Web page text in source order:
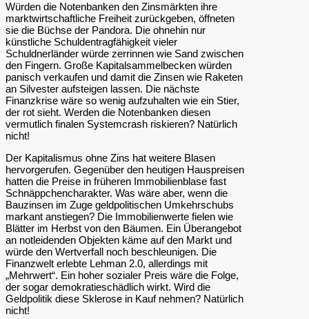
Würden die Notenbanken den Zinsmärkten ihre
marktwirtschaftliche Freiheit zurückgeben, öffneten
sie die Büchse der Pandora. Die ohnehin nur
künstliche Schuldentragfähigkeit vieler
Schuldnerländer würde zerrinnen wie Sand zwischen
den Fingern. Große Kapitalsammelbecken würden
panisch verkaufen und damit die Zinsen wie Raketen
an Silvester aufsteigen lassen. Die nächste
Finanzkrise wäre so wenig aufzuhalten wie ein Stier,
der rot sieht. Werden die Notenbanken diesen
vermutlich finalen Systemcrash riskieren? Natürlich
nicht!
Der Kapitalismus ohne Zins hat weitere Blasen
hervorgerufen. Gegenüber den heutigen Hauspreisen
hatten die Preise in früheren Immobilienblase fast
Schnäppchencharakter. Was wäre aber, wenn die
Bauzinsen im Zuge geldpolitischen Umkehrschubs
markant anstiegen? Die Immobilienwerte fielen wie
Blätter im Herbst von den Bäumen. Ein Überangebot
an notleidenden Objekten käme auf den Markt und
würde den Wertverfall noch beschleunigen. Die
Finanzwelt erlebte Lehman 2.0, allerdings mit
„Mehrwert“. Ein hoher sozialer Preis wäre die Folge,
der sogar demokratieschädlich wirkt. Wird die
Geldpolitik diese Sklerose in Kauf nehmen? Natürlich
nicht!